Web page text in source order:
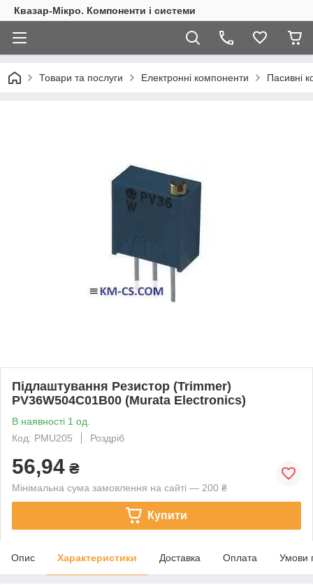
Квазар-Мікро. Компоненти і системи
Товари та послуги Електронні компоненти Пасивні
Підлаштування Резистор (Trimmer)
PV36W504C01B00 (Murata Electronics)
В наявності 1 од.
Код: PMU205
Роздріб
56,94 ₴
Мінімальна сума замовлення на сайті — 200 ₴
Купити
Опис Характеристики Доставка Оплата Умови